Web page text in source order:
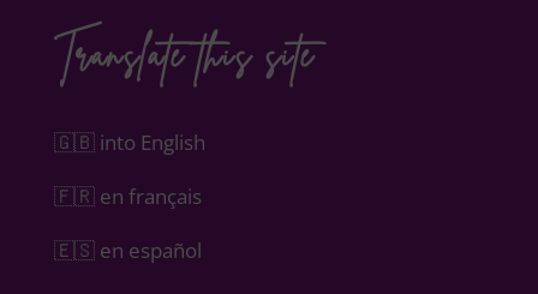
Translate this site
🇬🇧 into English
🇫🇷 en français
🇪🇸 en español